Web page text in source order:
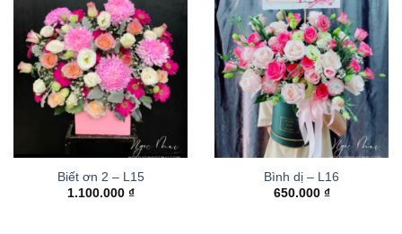
Biết ơn 2 – L15
1.100.000 ₫
Bình dị – L16
650.000 ₫